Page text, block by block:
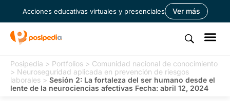
Acciones educativas virtuales y presenciales Ver más
Posipedia > Portfolios > Comunidad nacional de conocimiento
> Neuroseguridad aplicada en prevención de riesgos
laborales > Sesión 2: La fortaleza del ser humano desde el
lente de la neurociencias afectivas Fecha: abril 12, 2024